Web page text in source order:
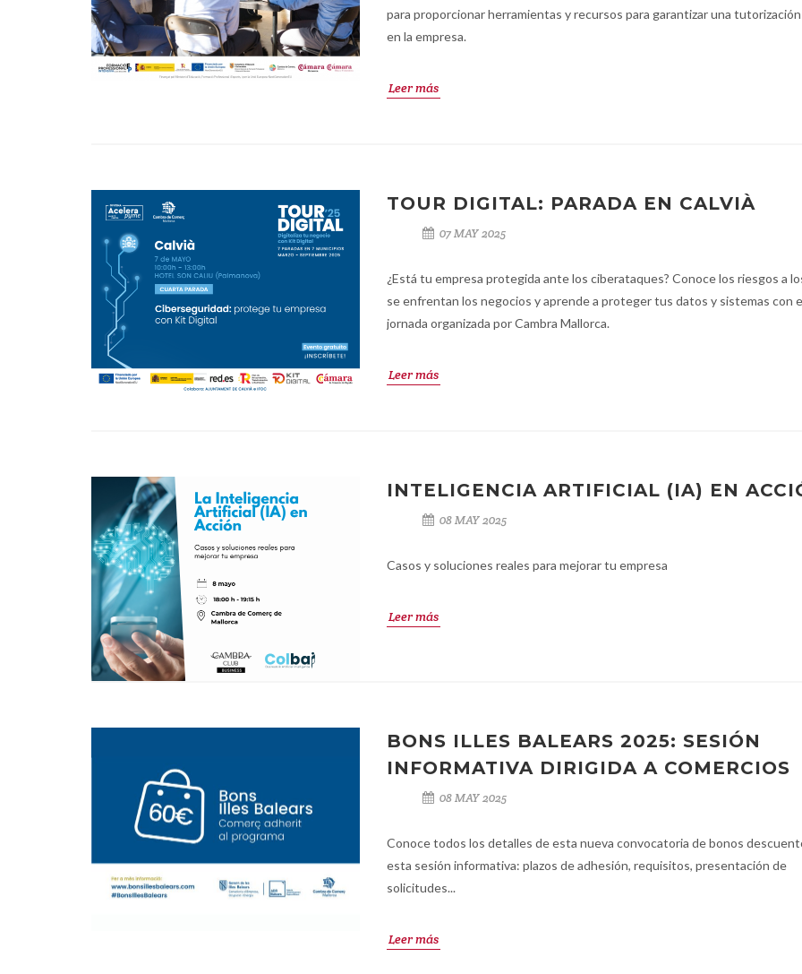
para proporcionar herramientas y recursos para garantizar una
en la empresa.
Leer más
TOUR DIGITAL: PARADA EN CALVIÀ
07 MAY 2025
¿Está tu empresa protegida ante los ciberataques? Conoce los riesgos a
se enfrentan los negocios y aprende a proteger tus datos y sistemas con
jornada organizada por Cambra Mallorca.
Leer más
INTELIGENCIA ARTIFICIAL (IA) EN
08 MAY 2025
Casos y soluciones reales para mejorar tu empresa
Leer más
BONS ILLES BALEARS 2025: SESIÓN
INFORMATIVA DIRIGIDA A COMERCIOS
08 MAY 2025
Conoce todos los detalles de esta nueva convocatoria de bonos
esta sesión informativa: plazos de adhesión, requisitos, presentación de
solicitudes...
Leer más